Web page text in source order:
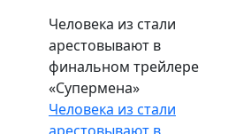
Человека из стали
арестовывают в
финальном трейлере
«Супермена»
Человека из стали